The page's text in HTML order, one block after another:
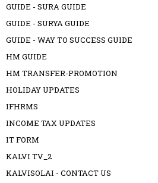
GUIDE - SURA GUIDE
GUIDE - SURYA GUIDE
GUIDE - WAY TO SUCCESS GUIDE
HM GUIDE
HM TRANSFER-PROMOTION
HOLIDAY UPDATES
IFHRMS
INCOME TAX UPDATES
IT FORM
KALVI TV_2
KALVISOLAI - CONTACT US